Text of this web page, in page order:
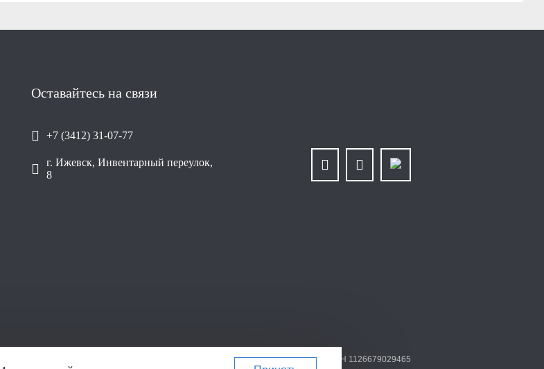
Оставайтесь на связи
+7 (3412) 31-07-77
г. Ижевск, Инвентарный переулок,
8
ООО «Уралплит» | ИНН/КПП 6679025768/667901001 | ОГРН 1126679029465